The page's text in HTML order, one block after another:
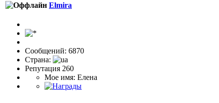
Elmira
Сообщений: 6870
Страна:
Репутация 260
Мое имя: Елена